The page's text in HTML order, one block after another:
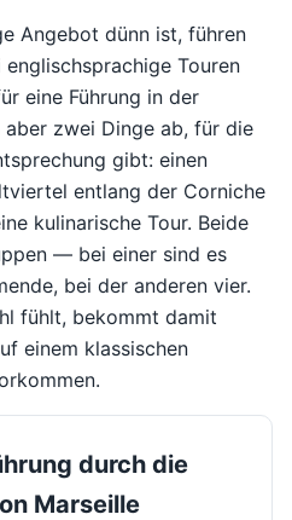
Angebot dünn ist, führen
Touren
eine Führung in der
zwei Dinge ab, für die
gibt: einen
entlang der Corniche
kulinarische Tour. Beide
— bei einer sind es
bei der anderen vier.
fühlt, bekommt damit
einem klassischen
durch die
Marseille